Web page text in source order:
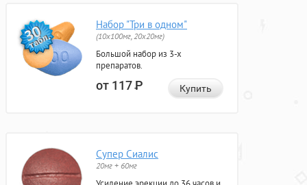
Набор "Три в одном"
(10x100мг, 20x20мг)
Большой набор из 3-х
препаратов.
от 117Р Купить
Супер Сиалис
20мг + 60мг